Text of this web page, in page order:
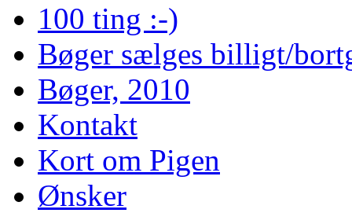
100 ting :-)
Bøger sælges billigt/
Bøger, 2010
Kontakt
Kort om Pigen
Ønsker